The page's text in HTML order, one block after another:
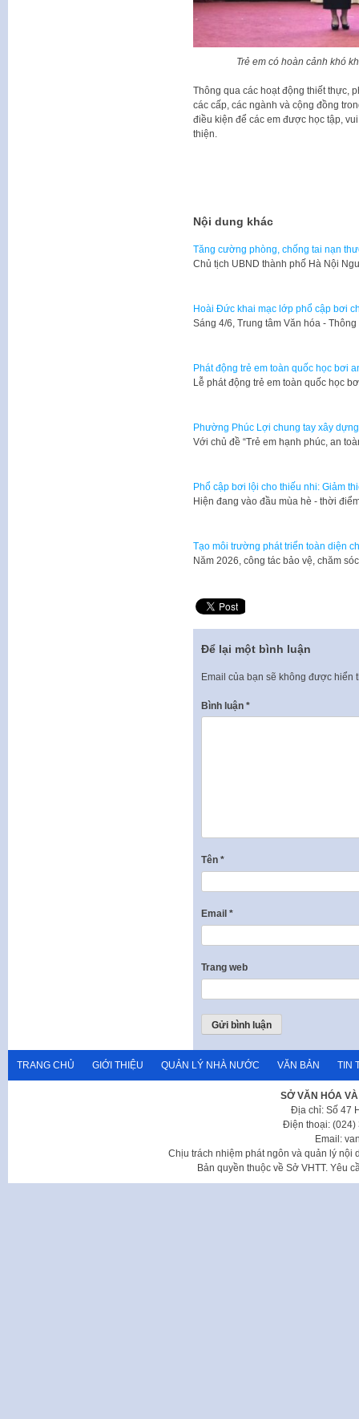
Trẻ em có hoàn cảnh khó
Thông qua các hoạt động thiết thực,
các cấp, các ngành và cộng đồng
điều kiện để các em được học tập,
thiện.
Nội dung khác
Tăng cường phòng, chống tai nạn
Chủ tịch UBND thành phố Hà Nội
Hoài Đức khai mạc lớp phổ cập bơi
Sáng 4/6, Trung tâm Văn hóa -
Phát động trẻ em toàn quốc học bơi
Lễ phát động trẻ em toàn quốc học
Phường Phúc Lợi chung tay xây
Với chủ đề “Trẻ em hạnh phúc, an
Phổ cập bơi lội cho thiếu nhi: Giảm
Hiện đang vào đầu mùa hè - thời
Tạo môi trường phát triển toàn diện
Năm 2026, công tác bảo vệ, chăm
Để lại một bình luận
Email của bạn sẽ không được hiển
Bình luận *
Tên *
Email *
Trang web
TRANG CHỦ GIỚI THIỆU QUẢN LÝ NHÀ NƯỚC VĂN BẢN TIN
SỞ VĂN HÓA
Địa chỉ: Số 47
Điện thoại: (024)
Email:
Chịu trách nhiệm phát ngôn và quản lý nội
Bản quyền thuộc về Sở VHTT. Yêu